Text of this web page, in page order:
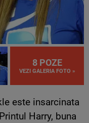
8 POZE
VEZI GALERIA FOTO »
este insarcinata
Harry, buna